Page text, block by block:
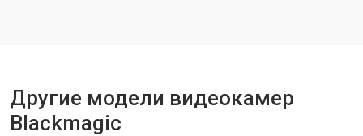
Другие модели видеокамер
Blackmagic